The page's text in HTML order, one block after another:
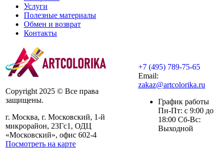
Услуги
Полезные материалы
Обмен и возврат
Контакты
Copyright 2025 © Все права
защищены.
г. Москва, г. Московский, 1-й
микрорайон, 23Гс1, ОДЦ
«Московский», офис 602-4
Посмотреть на карте
+7 (495) 789-75-65
Email:
zakaz@artcolorika.ru
График работы
Пн-Пт: с 9:00 до
18:00 Сб-Вс:
Выходной